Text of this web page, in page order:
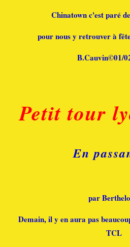
Chinatown c'est paré
pour nous y retrouver à
B.Cauvin©01/
Petit tour
En
par
Demain, il y en aura pas
TCL